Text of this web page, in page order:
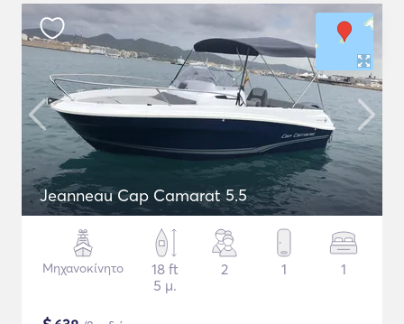
Jeanneau Cap Camarat 5.5
Μηχανοκίνητο
18 ft
5 μ.
2 1 1